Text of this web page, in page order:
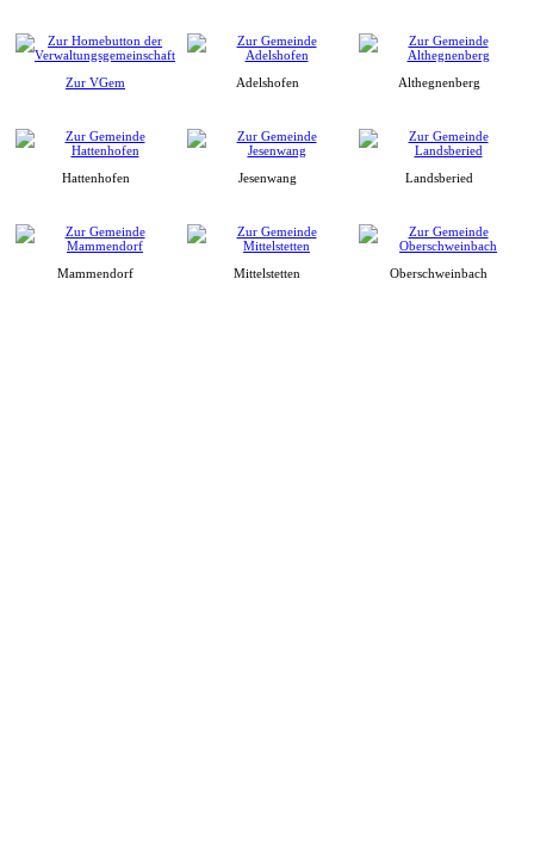
Zur VGem Adelshofen Althegnenberg
Hattenhofen Jesenwang Landsberied
Mammendorf Mittelstetten Oberschweinbach